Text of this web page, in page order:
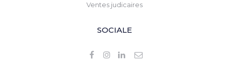
Ventes judicaires
SOCIALE